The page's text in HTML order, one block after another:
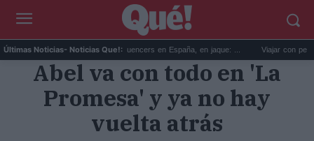
Últimas Noticias- Noticias Que!:
La regulación de influencers en España, en jaque: ... Viajar con perro en
Abel va con todo en 'La
Promesa' y ya no hay
vuelta atrás